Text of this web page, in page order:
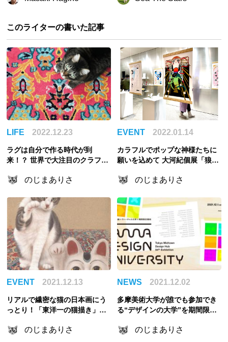
このライターの書いた記事
LIFE 2022.12.23
ラグは自分で作る時代が到
来！？ 世界で大注目のクラフト
のじまありさ
EVENT 2022.01.14
カラフルでポップな神様たちに
願いを込めて 大河紀個展「狼煙
のじまありさ
EVENT 2021.12.13
リアルで繊密な猫の日本画にう
っとり！「東洋一の猫描き」チ
のじまありさ
NEWS 2021.12.02
多摩美術大学が誰でも参加でき
る“デザインの大学”を期間限定
講義5選のじまありさ